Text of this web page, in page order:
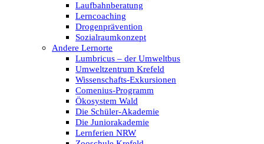
Laufbahnberatung
Lerncoaching
Drogenprävention
Sozialraumkonzept
Andere Lernorte
Lumbricus – der Umweltbus
Umweltzentrum Krefeld
Wissenschafts-Exkursionen
Comenius-Programm
Ökosystem Wald
Die Schüler-Akademie
Die Juniorakademie
Lernferien NRW